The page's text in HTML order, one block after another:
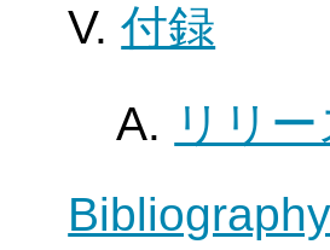
V.付録
A. リリ
Bibliography